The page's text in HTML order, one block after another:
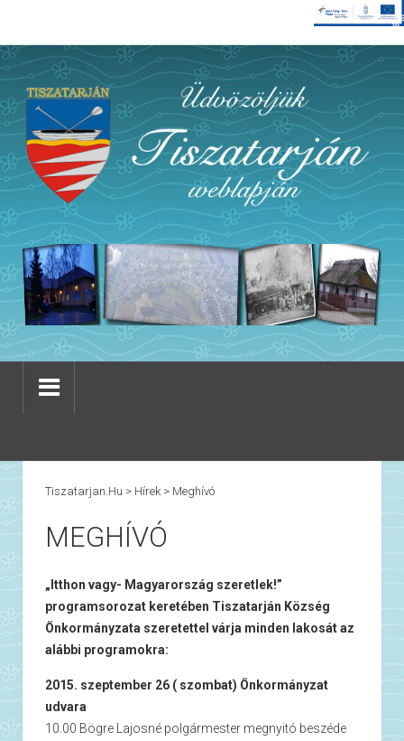
Tiszatarjan.hu > Hírek> Meghívó
MEGHÍVÓ
„Itthon vagy- Magyarország szeretlek!”
programsorozat keretében Tiszatarján Község
Önkormányzata szeretettel várja minden lakosát az
alábbi programokra:
2015. szeptember 26 ( szombat) Önkormányzat
udvara
10.00 Bögre Lajosné polgármester megnyitó beszéde